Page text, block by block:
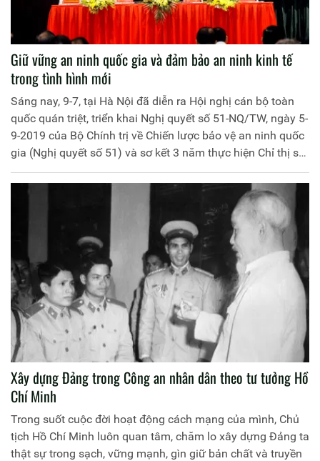
Giữ vững an ninh quốc gia và đảm bảo an ninh kinh tế
trong tình hình mới
Sáng nay, 9-7, tại Hà Nội đã diễn ra Hội nghị cán bộ toàn
quốc quán triệt, triển khai Nghị quyết số 51-NQ/TW, ngày 5-
9-2019 của Bộ Chính trị về Chiến lược bảo vệ an ninh quốc
gia (Nghị quyết số 51) và sơ kết 3 năm thực hiện Chỉ thị số
12-CT/TW, ngày 5-1-2017 của Bộ Chính trị về tăng cường
sự lãnh đạo của Đảng đối với công tác bảo đảm an ninh
kinh tế trong điều kiện phát triển kinh tế thị trường định
hướng xã hội chủ nghĩa và hội nhập kinh tế quốc tế (Chỉ thị
Xây dựng Đảng trong Công an nhân dân theo tư tưởng Hồ
Chí Minh
Trong suốt cuộc đời hoạt động cách mạng của mình, Chủ
tịch Hồ Chí Minh luôn quan tâm, chăm lo xây dựng Đảng ta
thật sự trong sạch, vững mạnh, gìn giữ bản chất và truyền